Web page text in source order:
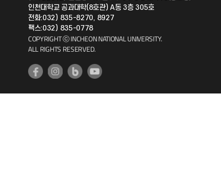
공자아카데미
기초교육원
인천대학교 공과대학(8호관) A동 3층 305호
전화:032) 835-8270, 8927
팩스:032) 835-0778
COPYRIGHT ⓒ INCHEON NATIONAL UNIVERSITY.
ALL RIGHTS RESERVED.